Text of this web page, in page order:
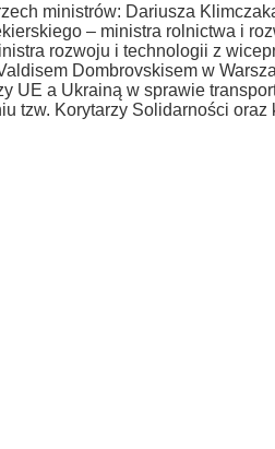
ministrów: Dariusza
– ministra rolnictwa i
rozwoju i technologii z
Dombrovskisem w
UE a Ukrainą w sprawie
tzw. Korytarzy Solidarności